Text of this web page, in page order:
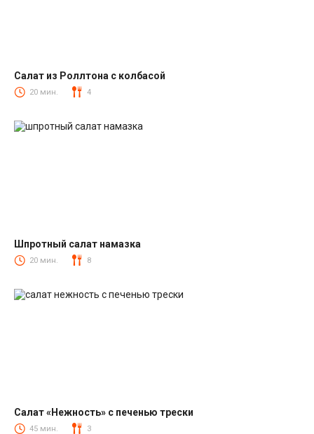
Салаты с колбасой
Салат из Роллтона с колбасой
20 мин. 4
Салаты со шпротами
Шпротный салат намазка
20 мин. 8
Салаты из печени трески
Салат «Нежность» с печенью трески
45 мин. 3